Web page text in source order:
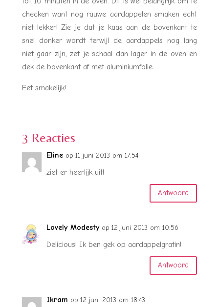
checken want nog rauwe aardappelen smaken echt
niet lekker! Zie je dat je kaas aan de bovenkant te
snel donker wordt terwijl de aardappels nog lang
niet gaar zijn, zet je schaal dan lager in de oven en
dek de bovenkant af met aluminiumfolie.
Eet smakelijk!
3 Reacties
Eline op 11 juni 2013 om 17:54
ziet er heerlijk uit!
Antwoord
Lovely Modesty op 12 juni 2013 om 10:56
Delicious! Ik ben gek op aardappelgratin!
Antwoord
Ikram op 12 juni 2013 om 18:43